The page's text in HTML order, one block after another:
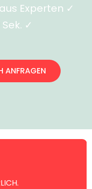
Experten ✓
✓
ANFRAGEN